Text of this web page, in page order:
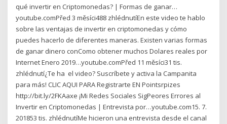
qué invertir en Criptomonedas? | Formas de ganar…
youtube.comPřed 3 měsíci488 zhlédnutíEn este video te hablo
sobre las ventajas de invertir en criptomonedas y cómo
puedes hacerlo de diferentes maneras. Existen varias formas
de ganar dinero conComo obtener muchos Dolares reales por
Internet Enero 2019…youtube.comPřed 11 měsíci31 tis.
zhlédnutí¿Te ha ️ el video? Suscríbete y activa la Campanita
para más! CLIC AQUI PARA Registrarte EN Pointsrpizes
http://bit.ly/2FKAaxe ¡Mi Redes Sociales SigPeores Errores al
Invertir en Criptomonedas | Entrevista por…youtube.com15. 7.
201853 tis. zhlédnutíMe hicieron una entrevista desde el canal